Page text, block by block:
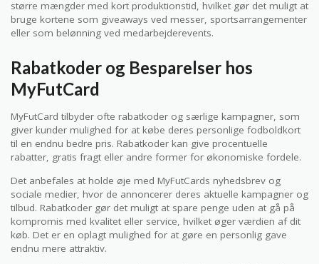
større mængder med kort produktionstid, hvilket gør det muligt at
bruge kortene som giveaways ved messer, sportsarrangementer
eller som belønning ved medarbejderevents.
Rabatkoder og Besparelser hos
MyFutCard
MyFutCard tilbyder ofte rabatkoder og særlige kampagner, som
giver kunder mulighed for at købe deres personlige fodboldkort
til en endnu bedre pris. Rabatkoder kan give procentuelle
rabatter, gratis fragt eller andre former for økonomiske fordele.
Det anbefales at holde øje med MyFutCards nyhedsbrev og
sociale medier, hvor de annoncerer deres aktuelle kampagner og
tilbud. Rabatkoder gør det muligt at spare penge uden at gå på
kompromis med kvalitet eller service, hvilket øger værdien af dit
køb. Det er en oplagt mulighed for at gøre en personlig gave
endnu mere attraktiv.